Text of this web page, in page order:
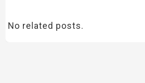
No related posts.